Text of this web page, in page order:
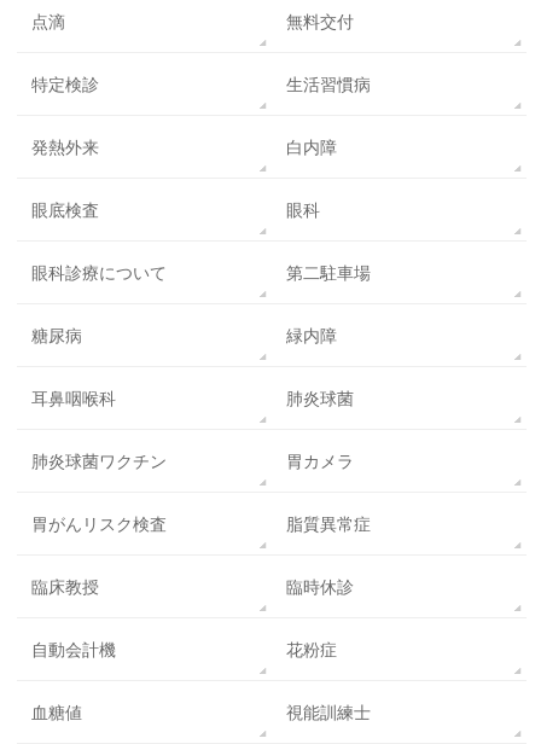
点滴 無料交付
特定検診 生活習慣病
発熱外来 白内障
眼底検査 眼科
眼科診療について 第二駐車場
糖尿病 緑内障
耳鼻咽喉科 肺炎球菌
肺炎球菌ワクチン 胃カメラ
胃がんリスク検査 脂質異常症
臨床教授 臨時休診
自動会計機 花粉症
血糖値 視能訓練士